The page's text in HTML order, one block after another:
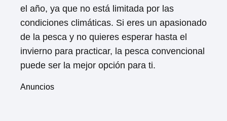
el año, ya que no está limitada por las
condiciones climáticas. Si eres un apasionado
de la pesca y no quieres esperar hasta el
invierno para practicar, la pesca convencional
puede ser la mejor opción para ti.
Anuncios